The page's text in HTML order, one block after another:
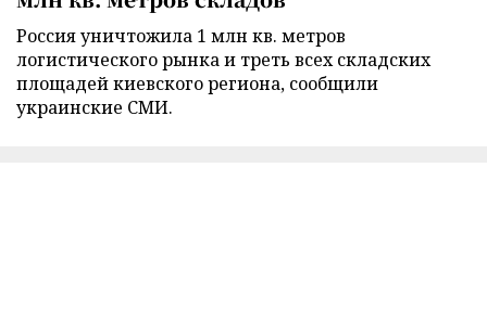
Россия уничтожила 1 млн кв. метров
логистического рынка и треть всех складских
площадей киевского региона, сообщили
украинские СМИ.